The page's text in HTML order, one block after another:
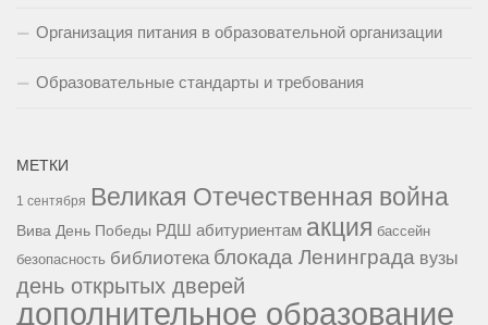
Организация питания в образовательной организации
Образовательные стандарты и требования
МЕТКИ
1 сентября Великая Отечественная война
Вива День Победы РДШ абитуриентам акция бассейн
безопасность библиотека блокада Ленинграда вузы
день открытых дверей
дополнительное образование